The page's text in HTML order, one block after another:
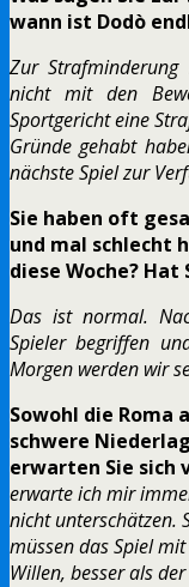
wann ist Dodò
Zur
nicht mit den
Sportgericht eine
Gründe gehabt
nächste Spiel zur
Sie haben oft
und mal schlecht
diese Woche?
Das ist normal.
Spieler begriffen
Morgen werden wir
Sowohl die Roma
schwere
erwarten Sie sich
erwarte ich mir
nicht unterschätzen.
müssen das Spiel
Willen, besser als